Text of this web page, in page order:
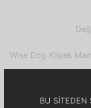
BU SİTEDEN
Wise Dog Köpek
İlgili ürünler